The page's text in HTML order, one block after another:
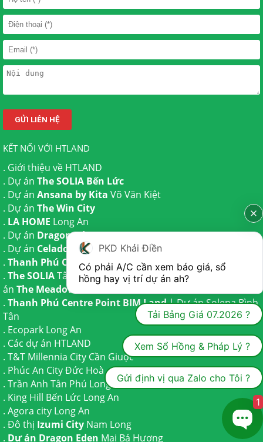
KẾT NỐI VỚI HTLAND
. Giới thiệu về HTLAND
. Dự án The SOLIA Bến Lức
. Dự án Ansana by Kita Võ Văn Kiệt
. Dự án The Win City
. LA HOME Long An
. Dự án Dragon Eden Long An
. Dự án Celadon City
Tân Phú
. Thanh Phú Centre PointBến Lức
. The SOLIATây Ninh | Dự ánThe AGULATrần Anh và Dự
án The Meadow
. Thanh Phú Centre Point BIM Land| Dự ánSolena Bình
Tân
. Ecopark Long An
. Các dự án HTLAND
. T&T Millennia City Cần Giuộc
. Phúc An CityĐức Hoà
. Trần Anh Tân Phú Long An
. King Hill Bến Lức Long An
. Agora city Long An
. Đô thị Izumi City Nam Long
. Dự án Dragon Eden Mai Bá Hương
PKD Khải Điền
Có phải A/C cần xem báo giá, sổ
hồng hay vị trí dự án ah?
Tải Bảng Giá 07.2026 ?
Xem Sổ Hồng & Pháp Lý ?
Gửi định vị qua Zalo cho Tôi ?
1